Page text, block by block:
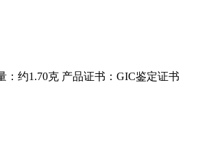
： 约1.70克 产品证书：GIC鉴定证书